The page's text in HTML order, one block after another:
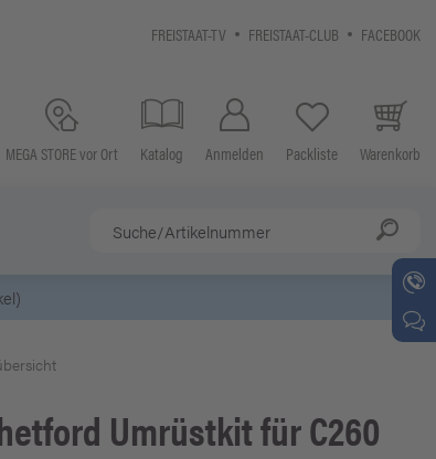
FREISTAAT-TV FREISTAAT-CLUB FACEBOOK
MEGA STORE vor Ort Katalog Anmelden Packliste Warenkorb
Umrüstkit für C260